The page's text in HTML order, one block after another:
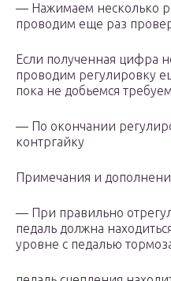
— Нажимаем несколько
проводим еще раз
Если полученная цифра
проводим регулировку
пока не добьемся
— По окончании
контргайку
Примечания и
— При правильно
педаль должна
уровне с педалью